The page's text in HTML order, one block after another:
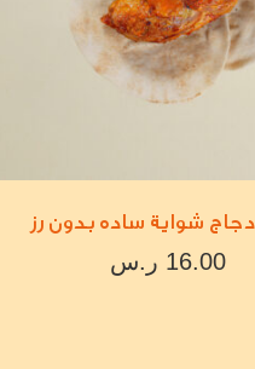
شواية ساده بدون رز
16.00 ر.س